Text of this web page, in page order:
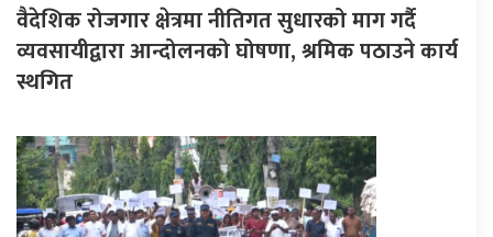
वैदेशिक रोजगार क्षेत्रमा नीतिगत सुधारको माग गर्दै
व्यवसायीद्वारा आन्दोलनको घोषणा, श्रमिक पठाउने कार्य
स्थगित